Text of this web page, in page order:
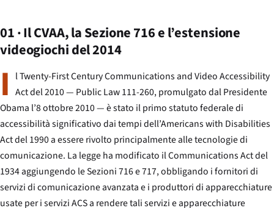
01 · Il CVAA, la Sezione 716 e l’estensione
videogiochi del 2014
I l Twenty-First Century Communications and Video Accessibility
Act del 2010 — Public Law 111-260, promulgato dal Presidente
Obama l’8 ottobre 2010 — è stato il primo statuto federale di
accessibilità significativo dai tempi dell’Americans with Disabilities
Act del 1990 a essere rivolto principalmente alle tecnologie di
comunicazione. La legge ha modificato il Communications Act del
1934 aggiungendo le Sezioni 716 e 717, obbligando i fornitori di
servizi di comunicazione avanzata e i produttori di apparecchiature
usate per i servizi ACS a rendere tali servizi e apparecchiature